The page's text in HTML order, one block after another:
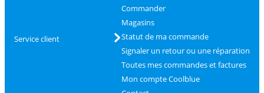
Service client
Commander
Magasins
Statut de ma commande
Signaler un retour ou une réparation
Toutes mes commandes et factures
Mon compte Coolblue